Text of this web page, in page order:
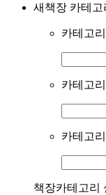
새책장 카테고
카테고리
카테고리
카테고리
책장카테고리